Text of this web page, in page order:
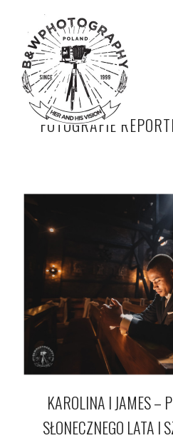
FOTOGRAFIE
KAROLINA I JAMES –
SŁONECZNEGO LATA I